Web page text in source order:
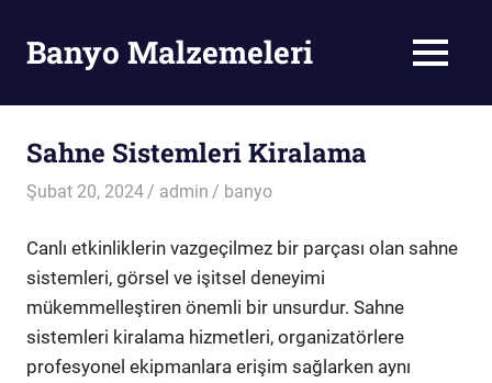
contentBanyo Malzemeleri MENU
Sahne Sistemleri Kiralama
Şubat 20, 2024 admin banyo
Canlı etkinliklerin vazgeçilmez bir parçası olan sahne
sistemleri, görsel ve işitsel deneyimi
mükemmelleştiren önemli bir unsurdur. Sahne
sistemleri kiralama hizmetleri, organizatörlere
profesyonel ekipmanlara erişim sağlarken aynı